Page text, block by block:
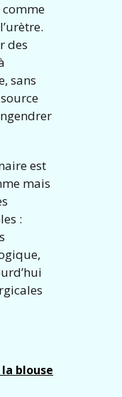
comme
des
sans
est
mais
:
blouse